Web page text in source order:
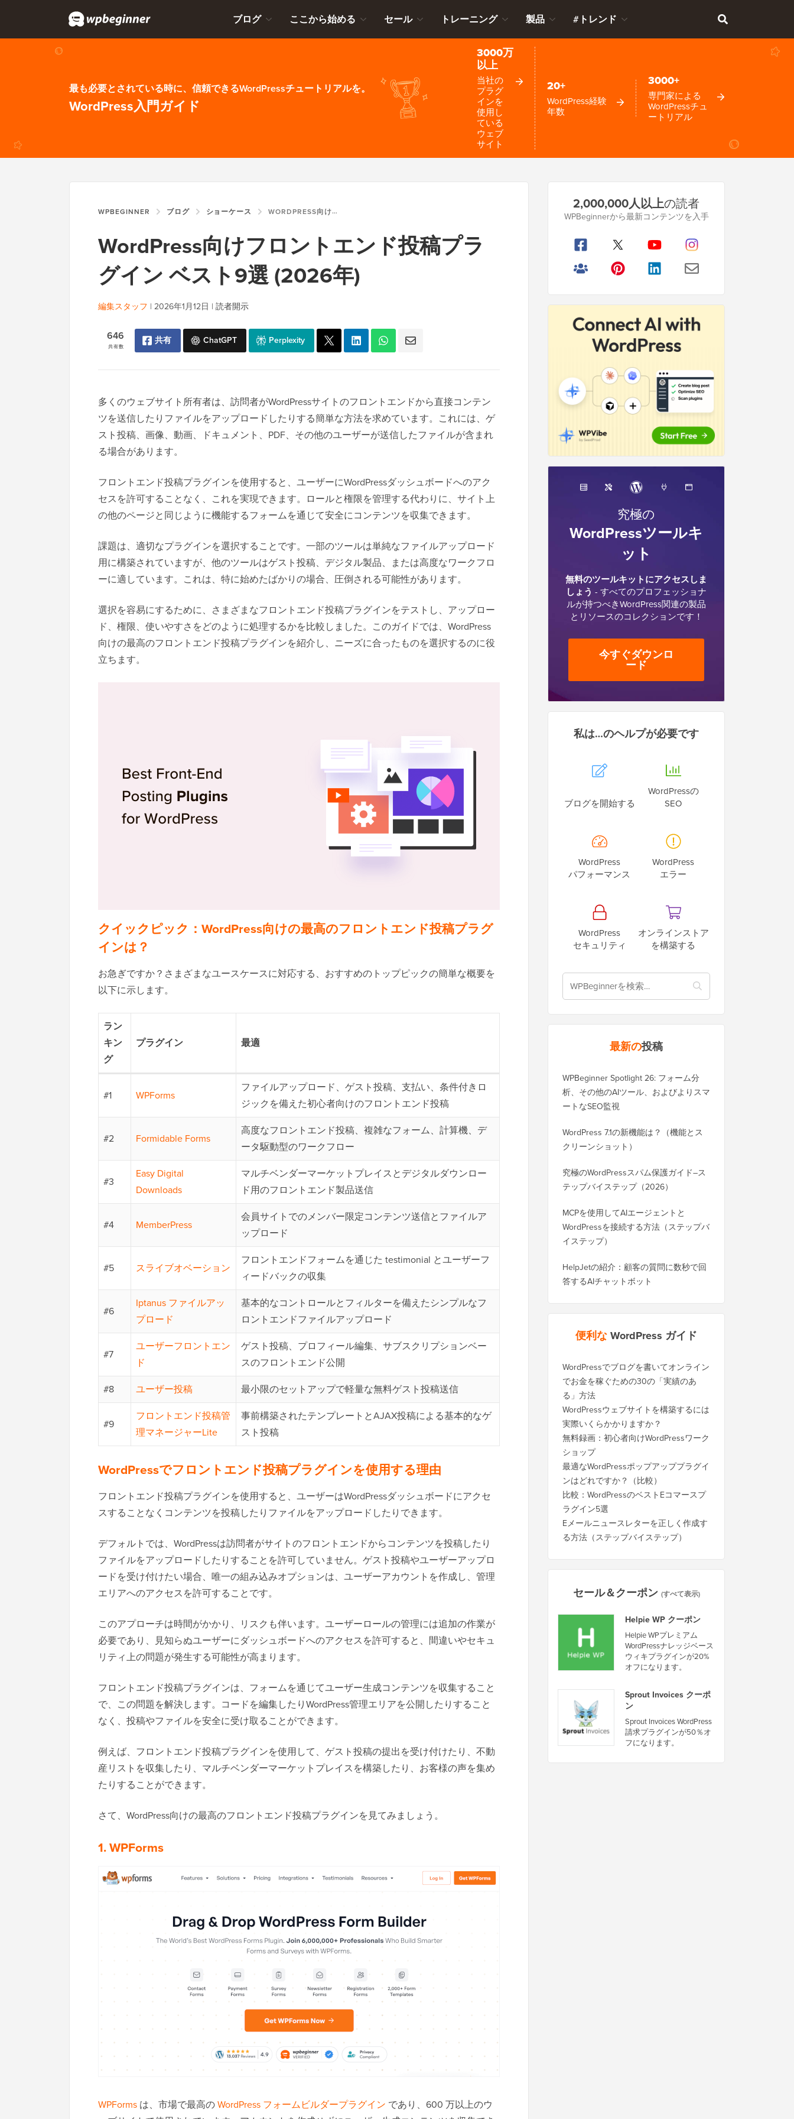
ブログ ここから始める セール トレーニング 製品 #トレンド
最も必要とされている時に、信頼できるWordPressチュートリアルを。
WordPress入門ガイド
3000万
以上
当社の
プラグ
インを
使用し
ている
ウェブ
サイト
20+
WordPress経験
年数
3000+
専門家による
WordPressチュ
ートリアル
WPBEGINNER ブログ ショーケース WORDPRESS向けフロントエンド投稿プラグイン ベスト9選 (2026年)
WordPress向けフロントエンド投稿プラ
グイン ベスト9選 (2026年)
編集スタッフ | 2026年1月12日 | 読者開示
共有数
646 共有 ChatGPT Perplexity
多くのウェブサイト所有者は、訪問者がWordPressサイトのフロントエンドから直接コンテン
ツを送信したりファイルをアップロードしたりする簡単な方法を求めています。これには、ゲ
スト投稿、画像、動画、ドキュメント、PDF、その他のユーザーが送信したファイルが含まれ
る場合があります。
フロントエンド投稿プラグインを使用すると、ユーザーにWordPressダッシュボードへのアク
セスを許可することなく、これを実現できます。ロールと権限を管理する代わりに、サイト上
の他のページと同じように機能するフォームを通じて安全にコンテンツを収集できます。
課題は、適切なプラグインを選択することです。一部のツールは単純なファイルアップロード
用に構築されていますが、他のツールはゲスト投稿、デジタル製品、または高度なワークフロ
ーに適しています。これは、特に始めたばかりの場合、圧倒される可能性があります。
選択を容易にするために、さまざまなフロントエンド投稿プラグインをテストし、アップロー
ド、権限、使いやすさをどのように処理するかを比較しました。このガイドでは、WordPress
向けの最高のフロントエンド投稿プラグインを紹介し、ニーズに合ったものを選択するのに役
立ちます。
クイックピック：WordPress向けの最高のフロントエンド投稿プラグ
インは？
お急ぎですか？さまざまなユースケースに対応する、おすすめのトップピックの簡単な概要を
以下に示します。
ラン
キン
グ
プラグイン 最適
#1 WPForms
ファイルアップロード、ゲスト投稿、支払い、条件付きロ
ジックを備えた初心者向けのフロントエンド投稿
#2 Formidable Forms
高度なフロントエンド投稿、複雑なフォーム、計算機、デ
ータ駆動型のワークフロー
#3
Easy Digital
Downloads
マルチベンダーマーケットプレイスとデジタルダウンロー
ド用のフロントエンド製品送信
#4 MemberPress
会員サイトでのメンバー限定コンテンツ送信とファイルア
ップロード
#5 スライブオベーション
フロントエンドフォームを通じた testimonial とユーザーフ
ィードバックの収集
#6
Iptanus ファイルアッ
プロード
基本的なコントロールとフィルターを備えたシンプルなフ
ロントエンドファイルアップロード
#7
ユーザーフロントエン
ド
ゲスト投稿、プロフィール編集、サブスクリプションベー
スのフロントエンド公開
#8
ユーザー投稿 最小限のセットアップで軽量な無料ゲスト投稿送信
#9
フロントエンド投稿管
理マネージャーLite
事前構築されたテンプレートとAJAX投稿による基本的なゲ
スト投稿
WordPressでフロントエンド投稿プラグインを使用する理由
フロントエンド投稿プラグインを使用すると、ユーザーはWordPressダッシュボードにアクセ
スすることなくコンテンツを投稿したりファイルをアップロードしたりできます。
デフォルトでは、WordPressは訪問者がサイトのフロントエンドからコンテンツを投稿したり
ファイルをアップロードしたりすることを許可していません。ゲスト投稿やユーザーアップロ
ードを受け付けたい場合、唯一の組み込みオプションは、ユーザーアカウントを作成し、管理
エリアへのアクセスを許可することです。
このアプローチは時間がかかり、リスクも伴います。ユーザーロールの管理には追加の作業が
必要であり、見知らぬユーザーにダッシュボードへのアクセスを許可すると、間違いやセキュ
リティ上の問題が発生する可能性が高まります。
フロントエンド投稿プラグインは、フォームを通じてユーザー生成コンテンツを収集すること
で、この問題を解決します。コードを編集したりWordPress管理エリアを公開したりすること
なく、投稿やファイルを安全に受け取ることができます。
例えば、フロントエンド投稿プラグインを使用して、ゲスト投稿の提出を受け付けたり、不動
産リストを収集したり、マルチベンダーマーケットプレイスを構築したり、お客様の声を集め
たりすることができます。
さて、WordPress向けの最高のフロントエンド投稿プラグインを見てみましょう。
1. WPForms
WPForms は、市場で最高のWordPress フォームビルダープラグイン であり、600 万以上のウ
サ
ー
2,000,000人以上の読者
WPBeginnerから最新コンテンツを入手
究極の
WordPressツールキ
ット
無料のツールキットにアクセスしま
しょう - すべてのプロフェッショナ
ルが持つべきWordPress関連の製品
とリソースのコレクションです！
今すぐダウンロ
ード
私は…のヘルプが必要です
ブログを開始する
WordPressの
SEO
WordPress
パフォーマンス
WordPress
エラー
WordPress
セキュリティ
オンラインストア
を構築する
最新の投稿
WPBeginner Spotlight 26: フォーム分
析、その他のAIツール、およびよりスマ
ートなSEO監視
WordPress 7.1の新機能は？（機能とス
クリーンショット）
究極のWordPressスパム保護ガイド–ス
テップバイステップ（2026）
MCPを使用してAIエージェントと
WordPressを接続する方法（ステップバ
イステップ）
HelpJetの紹介：顧客の質問に数秒で回
答するAIチャットボット
便利なWordPress ガイド
WordPressでブログを書いてオンライン
でお金を稼ぐための30の「実績のあ
る」方法
WordPressウェブサイトを構築するには
実際いくらかかりますか？
無料録画：初心者向けWordPressワーク
ショップ
最適なWordPressポップアッププラグイ
ンはどれですか？（比較）
比較：WordPressのベストEコマースプ
ラグイン5選
Eメールニュースレターを正しく作成す
る方法（ステップバイステップ）
セール＆クーポン (すべて表示)
Helpie WP クーポン
Helpie WPプレミアム
WordPressナレッジベース
ウィキプラグインが20%
オフになります。
Sprout Invoices クーポ
ン
Sprout Invoices WordPress
請求プラグインが50％オ
フになります。